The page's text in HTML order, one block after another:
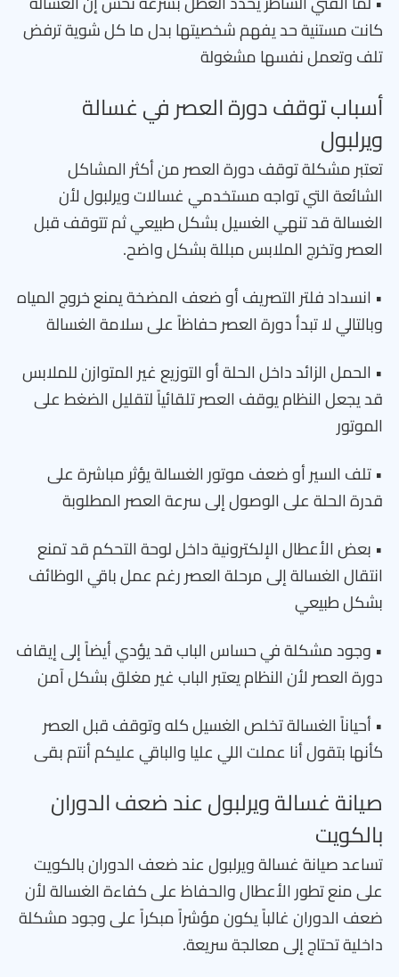
كانت مستنية حد يفهم شخصيتها بدل ما كل شوية ترفض
تلف وتعمل نفسها مشغولة
أسباب توقف دورة العصر في غسالة
ويرلبول
تعتبر مشكلة توقف دورة العصر من أكثر المشاكل
الشائعة التي تواجه مستخدمي غسالات ويرلبول لأن
الغسالة قد تنهي الغسيل بشكل طبيعي ثم تتوقف قبل
العصر وتخرج الملابس مبللة بشكل واضح.
• انسداد فلتر التصريف أو ضعف المضخة يمنع خروج المياه
وبالتالي لا تبدأ دورة العصر حفاظاً على سلامة الغسالة
• الحمل الزائد داخل الحلة أو التوزيع غير المتوازن للملابس
قد يجعل النظام يوقف العصر تلقائياً لتقليل الضغط على
الموتور
• تلف السير أو ضعف موتور الغسالة يؤثر مباشرة على
قدرة الحلة على الوصول إلى سرعة العصر المطلوبة
• بعض الأعطال الإلكترونية داخل لوحة التحكم قد تمنع
انتقال الغسالة إلى مرحلة العصر رغم عمل باقي الوظائف
بشكل طبيعي
• وجود مشكلة في حساس الباب قد يؤدي أيضاً إلى إيقاف
دورة العصر لأن النظام يعتبر الباب غير مغلق بشكل آمن
• أحياناً الغسالة تخلص الغسيل كله وتوقف قبل العصر
كأنها بتقول أنا عملت اللي عليا والباقي عليكم أنتم بقى
صيانة غسالة ويرلبول عند ضعف الدوران
بالكويت
تساعد صيانة غسالة ويرلبول عند ضعف الدوران بالكويت
على منع تطور الأعطال والحفاظ على كفاءة الغسالة لأن
ضعف الدوران غالباً يكون مؤشراً مبكراً على وجود مشكلة
داخلية تحتاج إلى معالجة سريعة.